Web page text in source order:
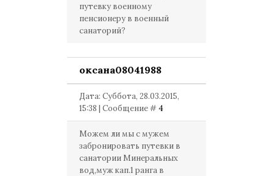
путевку военному
пенсионеру в военный
санаторий?
оксана08041988
Дата: Суббота, 28.03.2015,
15:38 | Сообщение #4
Можем ли мы с мужем
забронировать путевки в
санатории Минеральных
вод,муж кап.1 ранга в